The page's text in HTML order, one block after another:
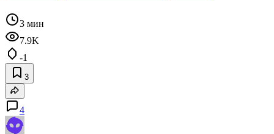
3 мин
7.9K
-1
3
4